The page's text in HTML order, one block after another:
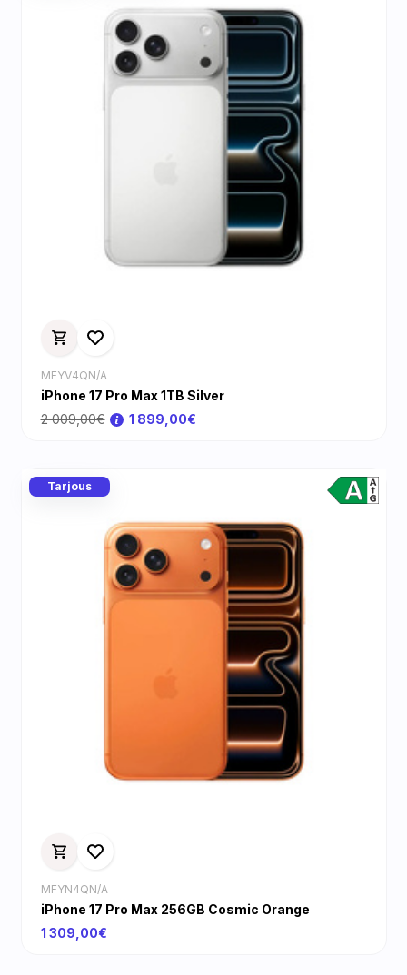
MFYV4QN/A
iPhone 17 Pro Max 1TB Silver
2 009,00€
1 899,00€
Tarjous
MFYN4QN/A
iPhone 17 Pro Max 256GB Cosmic Orange
1 309,00€